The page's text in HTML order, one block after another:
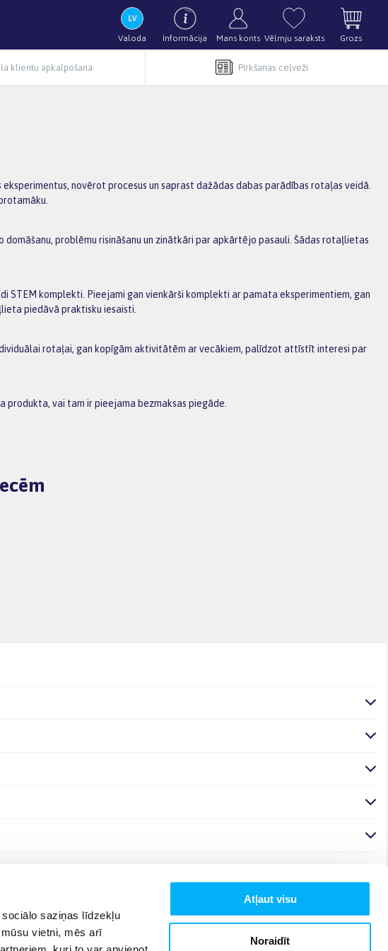
saziņas līdzekļu
vietni, mēs arī
Atļaut visu
Noraidīt
Valoda Informācija Mans konts Vēlmju saraksts Grozs
klientu apkalpošana Pirkšanas ceļveži
novērot procesus un saprast dažādas dabas parādības rotaļas veidā.
problēmu risināšanu un zinātkāri par apkārtējo pasauli. Šādas rotaļlietas
komplekti. Pieejami gan vienkārši komplekti ar pamata eksperimentiem, gan
piedāvā praktisku iesaisti.
rotaļai, gan kopīgām aktivitātēm ar vecākiem, palīdzot attīstīt interesi par
vai tam ir pieejama bezmaksas piegāde.